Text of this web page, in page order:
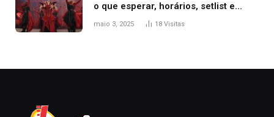
o que esperar, horários, setlist e
onde assistir
maio 3, 2025 18 Visitas